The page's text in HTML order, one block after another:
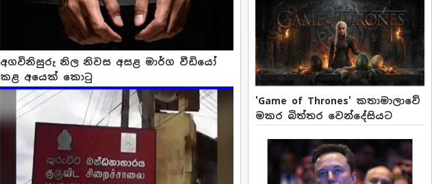
අගවිනිසුරු නිල නිවස අසළ මාර්ග වීඩියෝ
කළ අයෙක් කොටු
'Game of Thrones' කතාමාලාවේ
මකර බිත්තර වෙන්දේසියට